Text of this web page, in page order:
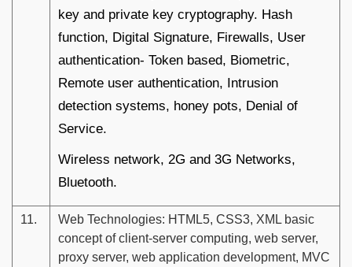
key and private key cryptography. Hash
function, Digital Signature, Firewalls, User
authentication- Token based, Biometric,
Remote user authentication, Intrusion
detection systems, honey pots, Denial of
Service.
Wireless network, 2G and 3G Networks,
Bluetooth.
11.
Web Technologies: HTML5, CSS3, XML basic
concept of client-server computing, web server,
proxy server, web application development, MVC